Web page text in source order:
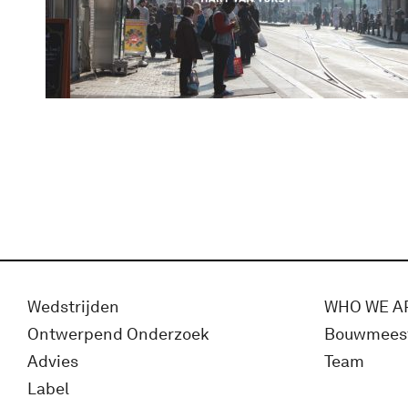
Wedstrijden
Ontwerpend Onderzoek
Advies
Label
WHO WE
Team